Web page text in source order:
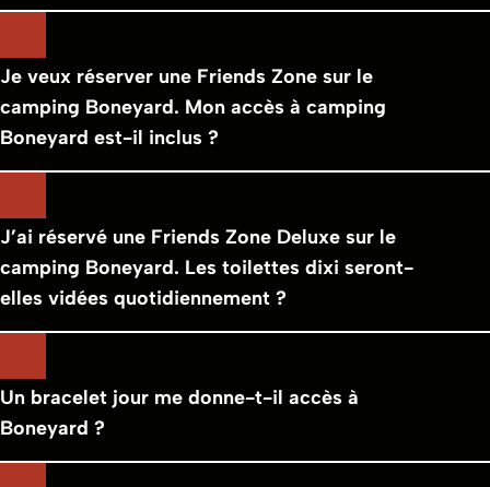
Je veux réserver une Friends Zone sur le
camping Boneyard. Mon accès à camping
Boneyard est-il inclus ?
J’ai réservé une Friends Zone Deluxe sur le
camping Boneyard. Les toilettes dixi seront-
elles vidées quotidiennement ?
Un bracelet jour me donne-t-il accès à
Boneyard ?